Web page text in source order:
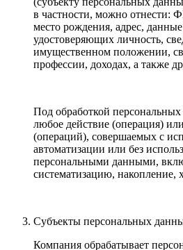
в частности, можно отнести:
место рождения, адрес,
удостоверяющих личность,
имущественном положении,
профессии, доходах, а также
Под обработкой
любое действие (операция)
(операций), совершаемых с
автоматизации или без
персональными данными,
систематизацию, накопление,
Субъекты персональных
Компания обрабатывает